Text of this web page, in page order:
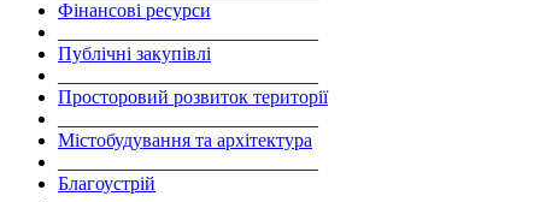
Фінансові ресурси
Публічні закупівлі
Просторовий розвиток території
Містобудування та архітектура
Благоустрій